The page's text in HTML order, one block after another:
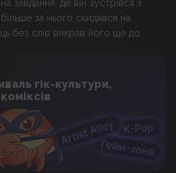
завдання, де він зустрівся з
за нього скидався на
без слів викрав його ще до
гік-культури,